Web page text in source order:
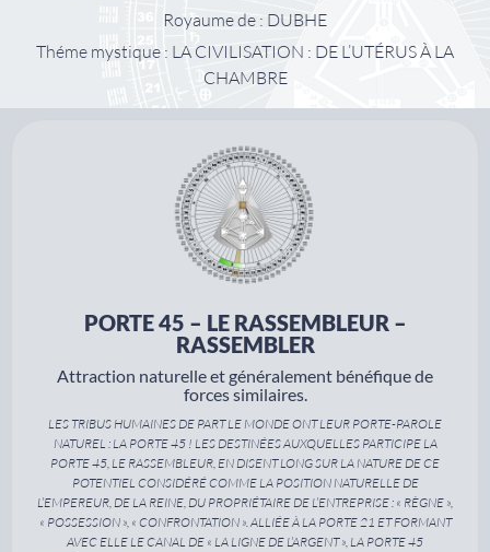
Royaume de : DUBHE
Théme mystique : LA CIVILISATION : DE L’UTÉRUS À LA
CHAMBRE
PORTE 45 – LE RASSEMBLEUR –
RASSEMBLER
Attraction naturelle et généralement bénéfique de
forces similaires.
LES TRIBUS HUMAINES DE PART LE MONDE ONT LEUR PORTE-PAROLE
NATUREL : LA PORTE 45 ! LES DESTINÉES AUXQUELLES PARTICIPE LA
PORTE 45, LE RASSEMBLEUR, EN DISENT LONG SUR LA NATURE DE CE
POTENTIEL CONSIDÉRÉ COMME LA POSITION NATURELLE DE
L’EMPEREUR, DE LA REINE, DU PROPRIÉTAIRE DE L’ENTREPRISE : « RÈGNE »,
« POSSESSION », « CONFRONTATION ». ALLIÉE À LA PORTE 21 ET FORMANT
AVEC ELLE LE CANAL DE « LA LIGNE DE L’ARGENT », LA PORTE 45